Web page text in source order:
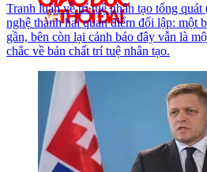
Tranh luận về trí tuệ nhân tạo tổng
nghệ thành hai quan điểm đối lập: một
gần, bên còn lại cảnh báo đây vẫn là
chắc về bản chất trí tuệ nhân tạo.